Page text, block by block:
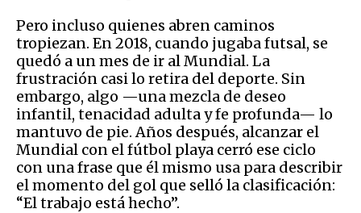
Pero incluso quienes abren caminos
tropiezan. En 2018, cuando jugaba futsal, se
quedó a un mes de ir al Mundial. La
frustración casi lo retira del deporte. Sin
embargo, algo —una mezcla de deseo
infantil, tenacidad adulta y fe profunda— lo
mantuvo de pie. Años después, alcanzar el
Mundial con el fútbol playa cerró ese ciclo
con una frase que él mismo usa para describir
el momento del gol que selló la clasificación:
“El trabajo está hecho”.